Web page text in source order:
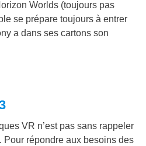
Worlds (toujours pas
se prépare toujours à entrer
a dans ses cartons son
VR n’est pas sans rappeler
Pour répondre aux besoins des